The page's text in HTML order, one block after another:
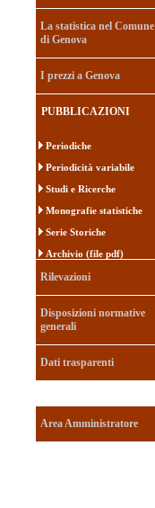
La statistica nel Comune
di Genova
I prezzi a Genova
PUBBLICAZIONI
Periodiche
Periodicità variabile
Studi e Ricerche
Monografie statistiche
Serie Storiche
Archivio (file pdf)
Rilevazioni
Disposizioni normative
generali
Dati trasparenti
Area Amministratore